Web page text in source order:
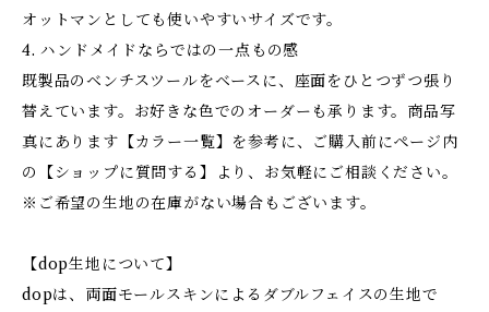
オットマンとしても使いやすいサイズです。
4. ハンドメイドならではの一点もの感
既製品のベンチスツールをベースに、座面をひとつずつ張り
替えています。お好きな色でのオーダーも承ります。商品写
真にあります【カラー一覧】を参考に、ご購入前にページ内
の【ショップに質問する】より、お気軽にご相談ください。
※ご希望の生地の在庫がない場合もございます。
【dop生地について】
dopは、両面モールスキンによるダブルフェイスの生地で